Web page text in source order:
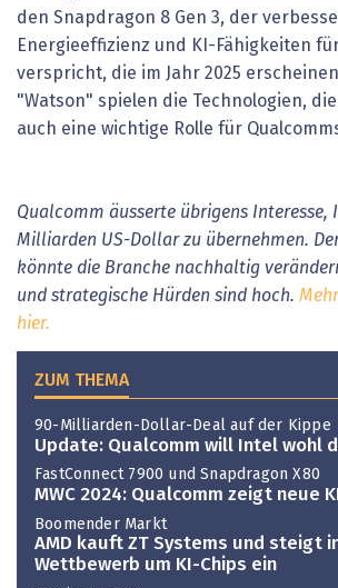
den Snapdragon 8 Gen 3, der
Energieeffizienz und KI-Fähigkeiten
verspricht, die im Jahr 2025
"Watson" spielen die Technologien,
auch eine wichtige Rolle für
Qualcomm äusserte übrigens Interesse,
Milliarden US-Dollar zu übernehmen.
könnte die Branche nachhaltig
und strategische Hürden sind hoch.
hier.
ZUM THEMA
90-Milliarden-Dollar-Deal auf der Kippe
Update: Qualcomm will Intel wohl
FastConnect 7900 und Snapdragon X80
MWC 2024: Qualcomm zeigt neue
Boomender Markt
AMD kauft ZT Systems und steigt
Wettbewerb um KI-Chips ein